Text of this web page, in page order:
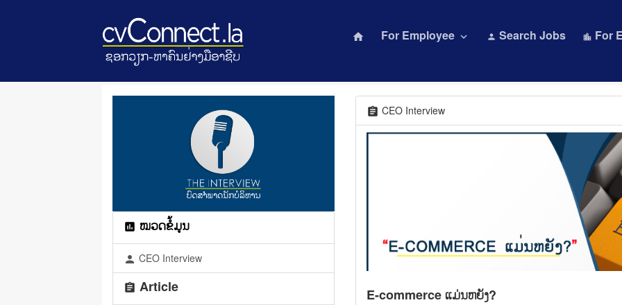
home For Employee keyboard_arrow_down person Search Jobs location_city For
assessment ໝວດຂໍ້ມູນ
person CEO Interview
assignment Article
assignment CEO Interview
E-commerce ແມ່ນຫຍັງ?